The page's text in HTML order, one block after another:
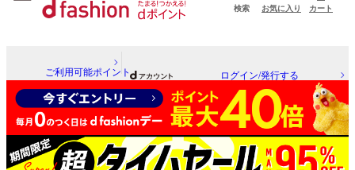
検索 お気に入り カート
ご利用可能ポイント ログイン/発行する